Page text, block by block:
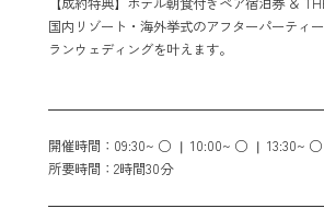
国内リゾート・海外挙式のアフターパーティ
ランウェディングを叶えます。
開催時間： 09:30~ ○ 10:00~ ○ 13:30~ ○
所要時間：2時間30分